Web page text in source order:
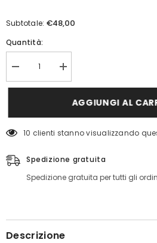
Subtotale: €48,00
Quantità:
Diminuisci
quantità
per
Animalier
Aumenta
quantità
per
Camicia
stampa
Animalier
AGGIUNGI AL
10 clienti stanno visualizzando
Spedizione gratuita
Spedizione gratuita per tutti gli
Descrizione